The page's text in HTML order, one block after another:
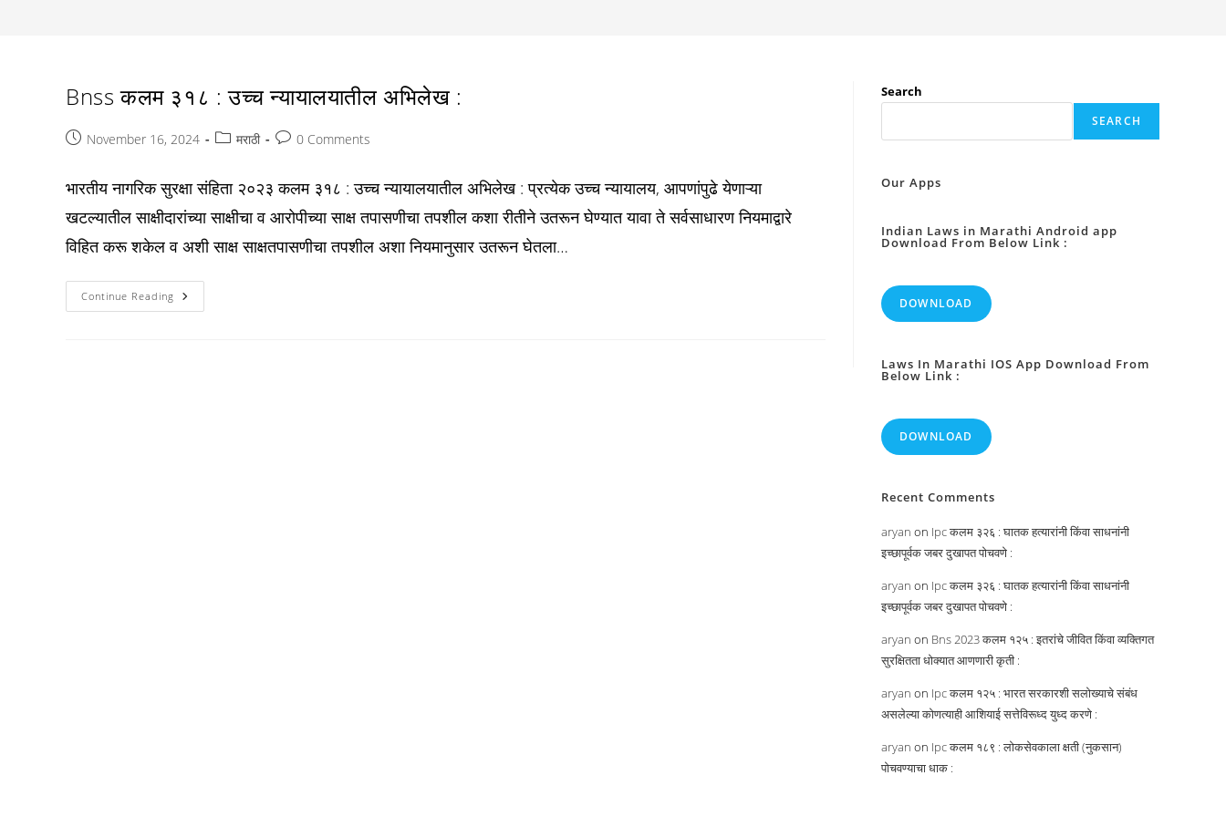
Bnss कलम ३१८ : उच्च न्यायालयातील अभिलेख :
PostNovember 16, 2024
Postमराठी
Post0 Comments
भारतीय नागरिक सुरक्षा संहिता २०२३ कलम ३१८ : उच्च न्यायालयातील अभिलेख : प्रत्येक उच्च न्यायालय, आपणांपुढे येणाऱ्या
खटल्यातील साक्षीदारांच्या साक्षीचा व आरोपीच्या साक्ष तपासणीचा तपशील कशा रीतीने उतरून घेण्यात यावा ते सर्वसाधारण नियमाद्वारे
विहित करू शकेल व अशी साक्ष साक्षतपासणीचा तपशील अशा नियमानुसार उतरून घेतला…
Continue Reading Bnss
कलम
Search
SEARCH
Our Apps
Indian Laws in Marathi Android app
Download From Below Link :
DOWNLOAD
Laws In Marathi IOS App Download From
Below Link :
DOWNLOAD
Recent Comments
aryan on Ipc कलम ३२६ : घातक हत्यारांनी किंवा साधनांनी
इच्छापूर्वक जबर दुखापत पोचवणे :
aryan on Ipc कलम ३२६ : घातक हत्यारांनी किंवा साधनांनी
इच्छापूर्वक जबर दुखापत पोचवणे :
aryan on Bns 2023 कलम १२५ : इतरांचे जीवित किंवा व्यक्तिगत
सुरक्षितता धोक्यात आणणारी कृती :
aryan on Ipc कलम १२५ : भारत सरकारशी सलोख्याचे संबंध
असलेल्या कोणत्याही आशियाई सत्तेविरूध्द युध्द करणे :
aryan on Ipc कलम १८९ : लोकसेवकाला क्षती (नुकसान)
पोचवण्याचा धाक :